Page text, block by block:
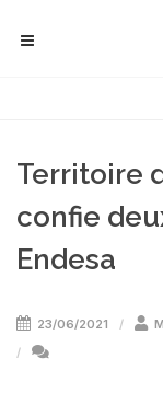
Territoire
confie
Endesa
23/06/2021